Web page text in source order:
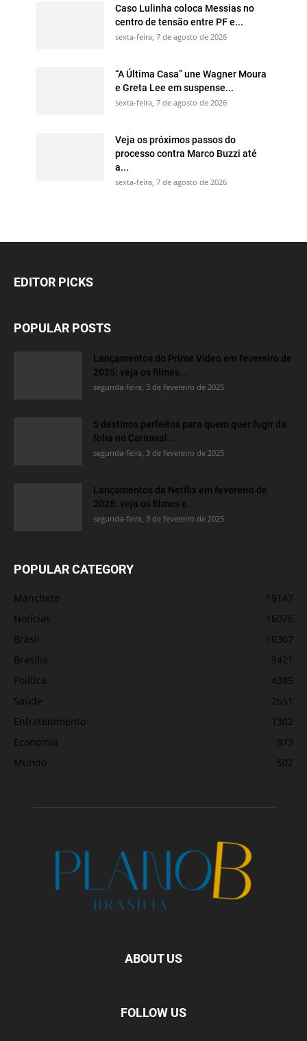
Caso Lulinha coloca Messias no
centro de tensão entre PF e...
sexta-feira, 7 de agosto de 2026
“A Última Casa” une Wagner Moura
e Greta Lee em suspense...
sexta-feira, 7 de agosto de 2026
Veja os próximos passos do
processo contra Marco Buzzi até
a...
sexta-feira, 7 de agosto de 2026
EDITOR PICKS
POPULAR POSTS
Lançamentos do Prime Video em fevereiro de
2025: veja os filmes...
segunda-feira, 3 de fevereiro de 2025
5 destinos perfeitos para quem quer fugir da
folia no Carnaval...
segunda-feira, 3 de fevereiro de 2025
Lançamentos da Netflix em fevereiro de
2025: veja os filmes e...
segunda-feira, 3 de fevereiro de 2025
POPULAR CATEGORY
Manchete
19147
Notícias
16076
Brasil
10307
Brasília
9421
Política
4385
Saúde
2651
Entretenimento
1302
Economia
973
Mundo
502
ABOUT US
FOLLOW US